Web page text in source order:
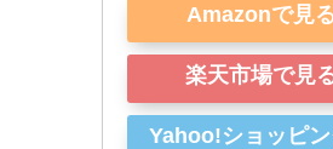
Amazonで見
楽天市場で見
Yahoo!ショッピ